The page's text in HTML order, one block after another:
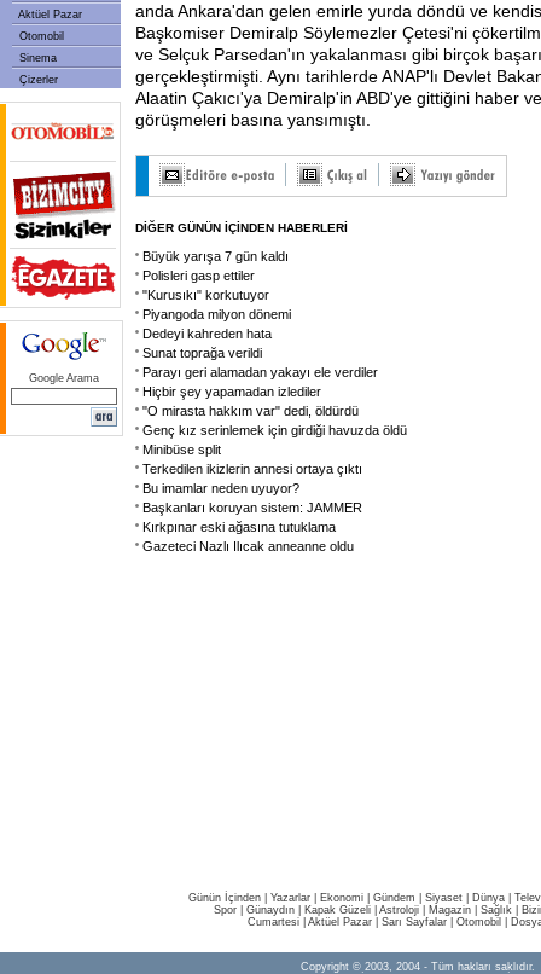
Aktüel Pazar
Otomobil
Sinema
Çizerler
Google Arama
anda Ankara'dan gelen emirle yurda döndü ve
Başkomiser Demiralp Söylemezler Çetesi'ni
ve Selçuk Parsedan'ın yakalanması gibi birçok
gerçekleştirmişti. Aynı tarihlerde ANAP'lı Devlet
Alaatin Çakıcı'ya Demiralp'in ABD'ye gittiğini haber
görüşmeleri basına yansımıştı.
DİĞER GÜNÜN İÇİNDEN HABERLERİ
Büyük yarışa 7 gün kaldı
Polisleri gasp ettiler
"Kurusıkı" korkutuyor
Piyangoda milyon dönemi
Dedeyi kahreden hata
Sunat toprağa verildi
Parayı geri alamadan yakayı ele verdiler
Hiçbir şey yapamadan izlediler
"O mirasta hakkım var" dedi, öldürdü
Genç kız serinlemek için girdiği havuzda öldü
Minibüse split
Terkedilen ikizlerin annesi ortaya çıktı
Bu imamlar neden uyuyor?
Başkanları koruyan sistem: JAMMER
Kırkpınar eski ağasına tutuklama
Gazeteci Nazlı Ilıcak anneanne oldu
Günün İçinden Yazarlar Ekonomi Gündem Siyaset Dünya |
Spor
Günaydın Kapak Güzeli Astroloji Magazin Sağlık
Cumartesi| Aktüel Pazar| Sarı Sayfalar| Otomobil
Copyright © 2003, 2004 - Tüm hakları saklıdır.